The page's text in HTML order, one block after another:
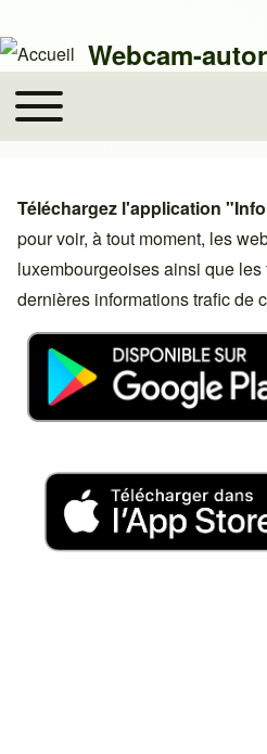
Close search
Rechercher
Webcam-
Main navigation
Toggle main menu
Téléchargez l'application
pour voir, à tout moment, les
luxembourgeoises ainsi que
dernières informations trafic de